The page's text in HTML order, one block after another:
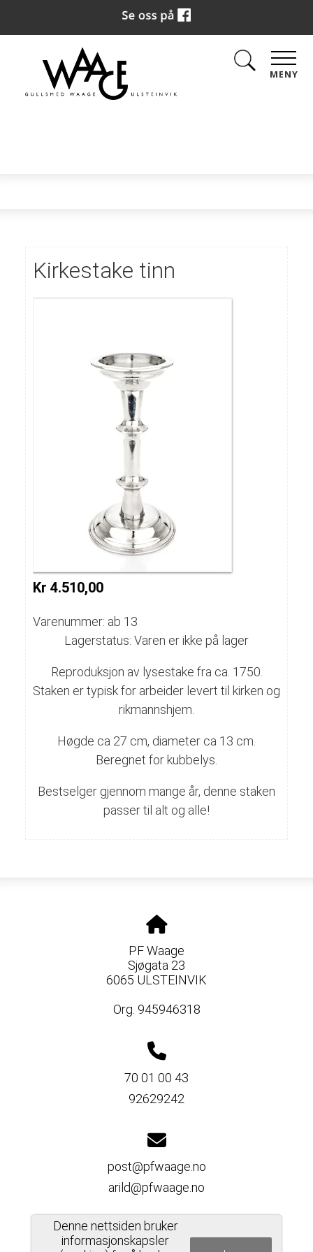
MENY
Kirkestake tinn
Kr 4.510,00
Varenummer: ab 13
Lagerstatus: Varen er ikke på lager
Reproduksjon av lysestake fra ca. 1750.
Staken er typisk for arbeider levert til kirken og
rikmannshjem.
Høgde ca 27 cm, diameter ca 13 cm.
Beregnet for kubbelys.
Bestselger gjennom mange år, denne staken
passer til alt og alle!
PF Waage
Sjøgata 23
6065 ULSTEINVIK
Org. 945946318
70 01 00 43
92629242
post@pfwaage.no
arild@pfwaage.no
Denne nettsiden bruker
informasjonskapsler